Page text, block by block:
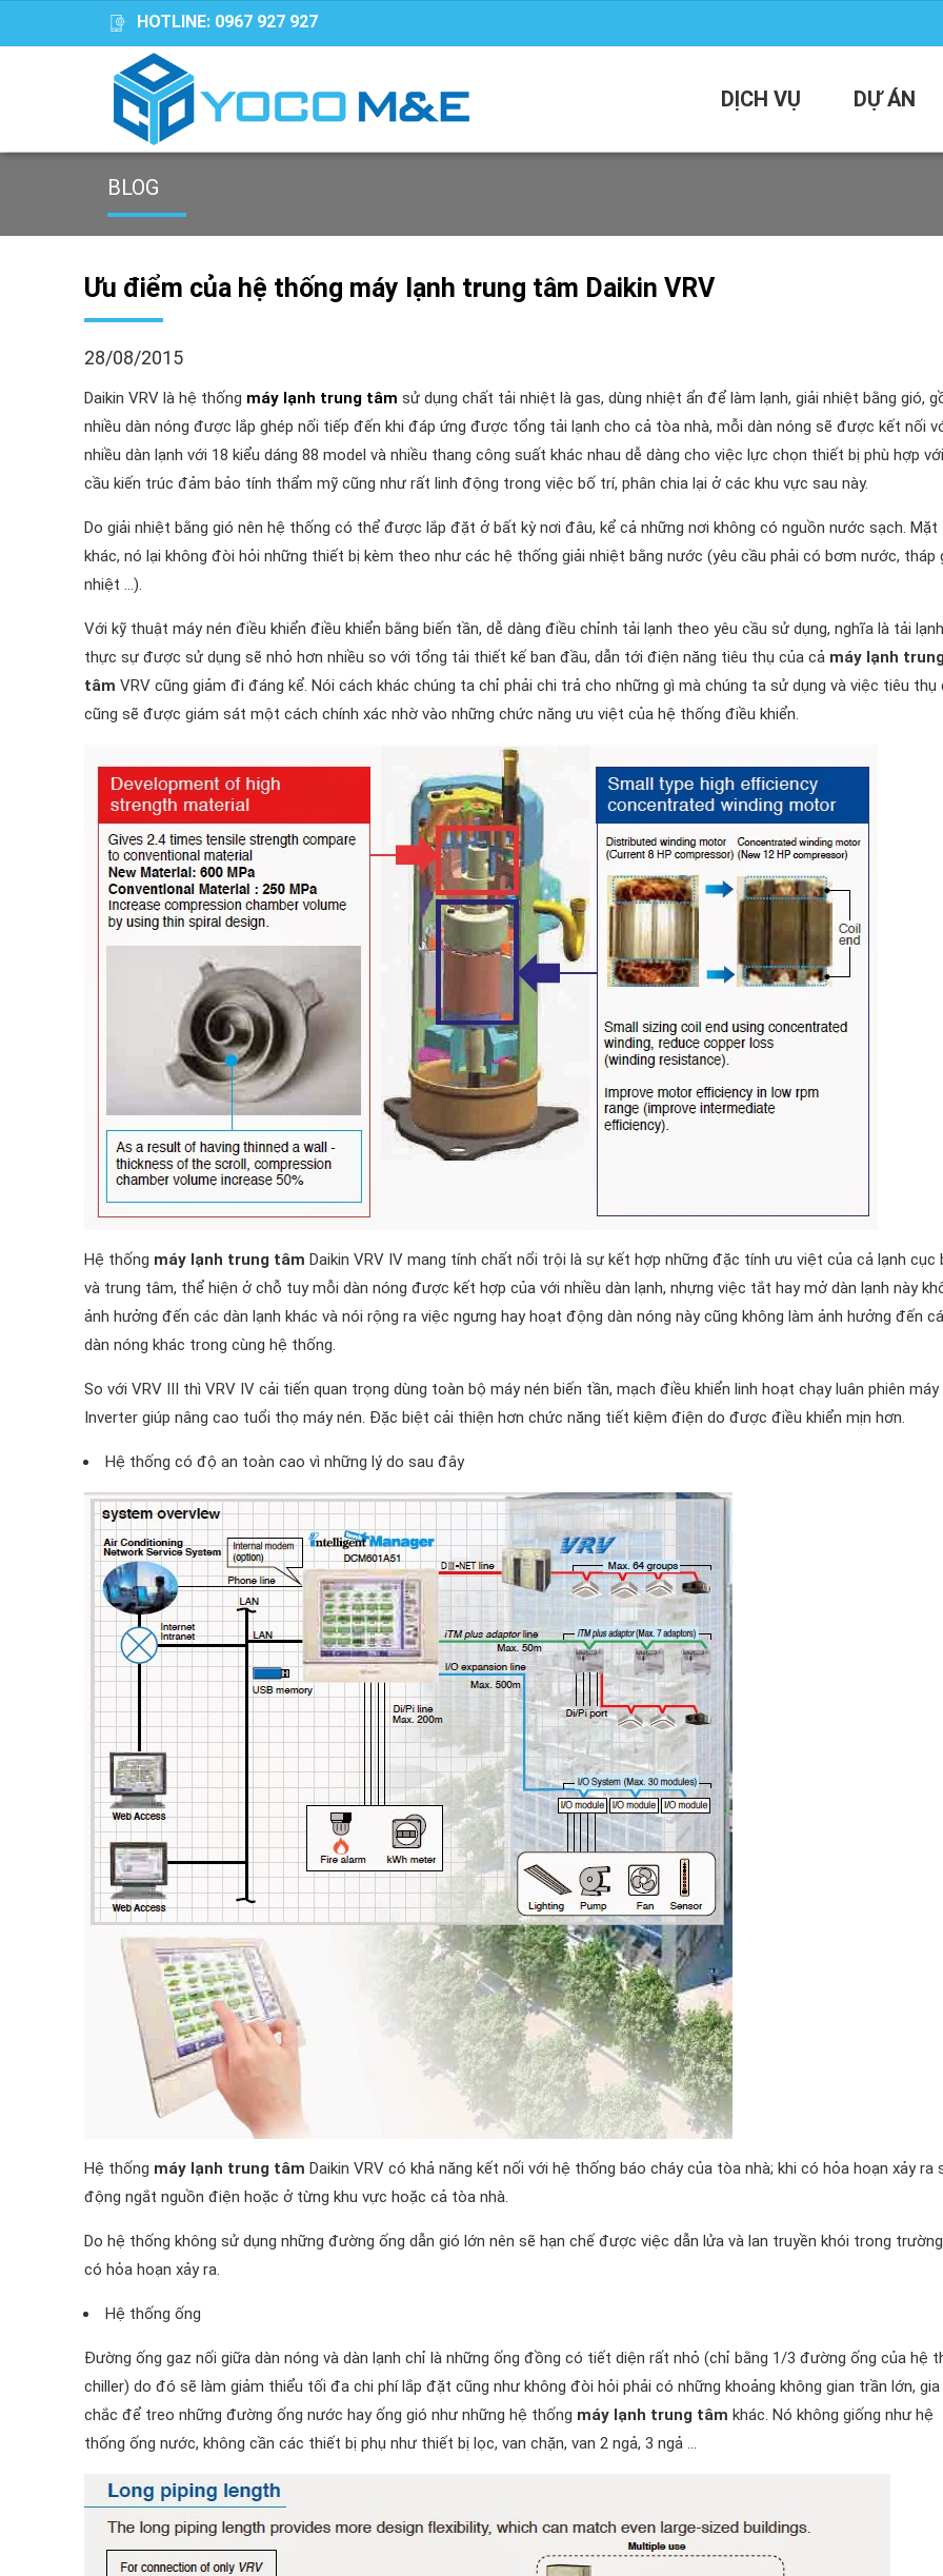
HOTLINE: 0967 927 927
DỊCH VỤ DỰ ÁN
BLOG
Ưu điểm của hệ thống máy lạnh trung tâm Daikin VRV
28/08/2015
Daikin VRV là hệ thống máy lạnh trung tâm sử dụng chất tải nhiệt là gas, dùng nhiệt ẩn để làm lạnh, giải nhiệt bằng gió,
nhiều dàn nóng được lắp ghép nối tiếp đến khi đáp ứng được tổng tải lạnh cho cả tòa nhà, mỗi dàn nóng sẽ được kết nối
nhiều dàn lạnh với 18 kiểu dáng 88 model và nhiều thang công suất khác nhau dễ dàng cho việc lực chọn thiết bị phù hợp
cầu kiến trúc đảm bảo tính thẩm mỹ cũng như rất linh động trong việc bố trí, phân chia lại ở các khu vực sau này.
Do giải nhiệt bằng gió nên hệ thống có thể được lắp đặt ở bất kỳ nơi đâu, kể cả những nơi không có nguồn nước sạch. Mặt
khác, nó lại không đòi hỏi những thiết bị kèm theo như các hệ thống giải nhiệt bằng nước (yêu cầu phải có bơm nước, tháp
nhiệt …).
Với kỹ thuật máy nén điều khiển điều khiển bằng biến tần, dễ dàng điều chỉnh tải lạnh theo yêu cầu sử dụng, nghĩa là tải lạnh
thực sự được sử dụng sẽ nhỏ hơn nhiều so với tổng tải thiết kế ban đầu, dẫn tới điện năng tiêu thụ của cả máy lạnh
tâm VRV cũng giảm đi đáng kể. Nói cách khác chúng ta chỉ phải chi trả cho những gì mà chúng ta sử dụng và việc tiêu thụ
cũng sẽ được giám sát một cách chính xác nhờ vào những chức năng ưu việt của hệ thống điều khiển.
Hệ thống máy lạnh trung tâm Daikin VRV IV mang tính chất nổi trội là sự kết hợp những đặc tính ưu việt của cả lạnh cục
và trung tâm, thể hiện ở chỗ tuy mỗi dàn nóng được kết hợp của với nhiều dàn lạnh, nhựng việc tắt hay mở dàn lạnh này
ảnh hưởng đến các dàn lạnh khác và nói rộng ra việc ngưng hay hoạt động dàn nóng này cũng không làm ảnh hưởng đến
dàn nóng khác trong cùng hệ thống.
So với VRV III thì VRV IV cải tiến quan trọng dùng toàn bộ máy nén biến tần, mạch điều khiển linh hoạt chạy luân phiên máy
Inverter giúp nâng cao tuổi thọ máy nén. Đặc biệt cải thiện hơn chức năng tiết kiệm điện do được điều khiển mịn hơn.
Hệ thống có độ an toàn cao vì những lý do sau đây
Hệ thống máy lạnh trung tâm Daikin VRV có khả năng kết nối với hệ thống báo cháy của tòa nhà; khi có hỏa hoạn xảy ra
động ngắt nguồn điện hoặc ở từng khu vực hoặc cả tòa nhà.
Do hệ thống không sử dụng những đường ống dẫn gió lớn nên sẽ hạn chế được việc dẫn lửa và lan truyền khói trong
có hỏa hoạn xảy ra.
Hệ thống ống
Đường ống gaz nối giữa dàn nóng và dàn lạnh chỉ là những ống đồng có tiết diện rất nhỏ (chỉ bằng 1/3 đường ống của hệ
chiller) do đó sẽ làm giảm thiểu tối đa chi phí lắp đặt cũng như không đòi hỏi phải có những khoảng không gian trần lớn,
chắc để treo những đường ống nước hay ống gió như những hệ thống máy lạnh trung tâm khác. Nó không giống như hệ
thống ống nước, không cần các thiết bị phụ như thiết bị lọc, van chặn, van 2 ngả, 3 ngả …